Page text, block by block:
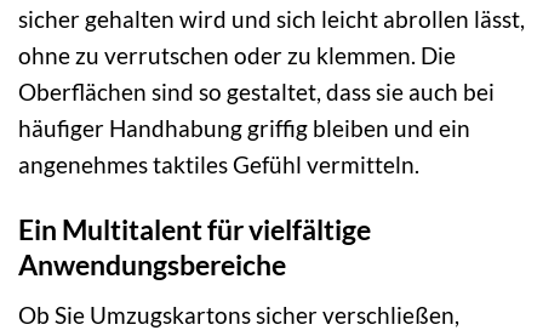
sicher gehalten wird und sich leicht abrollen lässt,
ohne zu verrutschen oder zu klemmen. Die
Oberflächen sind so gestaltet, dass sie auch bei
häufiger Handhabung griffig bleiben und ein
angenehmes taktiles Gefühl vermitteln.
Ein Multitalent für vielfältige
Anwendungsbereiche
Ob Sie Umzugskartons sicher verschließen,